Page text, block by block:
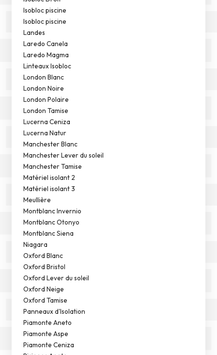
Isobloc piscine
Isobloc piscine
Landes
Laredo Canela
Laredo Magma
Linteaux Isobloc
London Blanc
London Noire
London Polaire
London Tamise
Lucerna Ceniza
Lucerna Natur
Manchester Blanc
Manchester Lever du soleil
Manchester Tamise
Matériel isolant 2
Matériel isolant 3
Meullière
Montblanc Invernio
Montblanc Otonyo
Montblanc Siena
Niagara
Oxford Blanc
Oxford Bristol
Oxford Lever du soleil
Oxford Neige
Oxford Tamise
Panneaux d'Isolation
Piamonte Aneto
Piamonte Aspe
Piamonte Ceniza